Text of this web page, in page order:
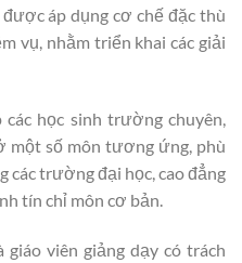
áp dụng cơ chế đặc thù
vụ, nhằm triển khai các giải
học sinh trường chuyên,
một số môn tương ứng, phù
các trường đại học, cao đẳng
tín chỉ môn cơ bản.
viên giảng dạy có trách